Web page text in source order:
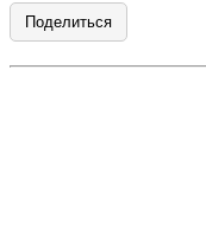
Поделиться